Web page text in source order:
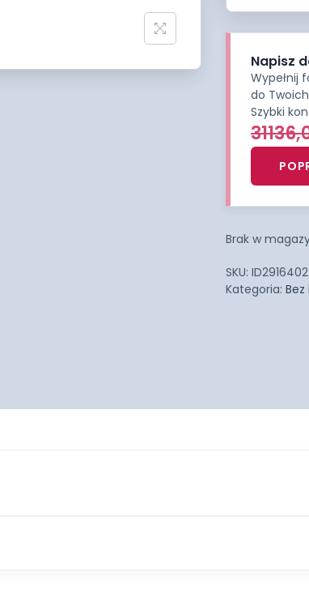
Napisz
Wypełnij
do
Szybki
Brak w
SKU:
Kategoria: